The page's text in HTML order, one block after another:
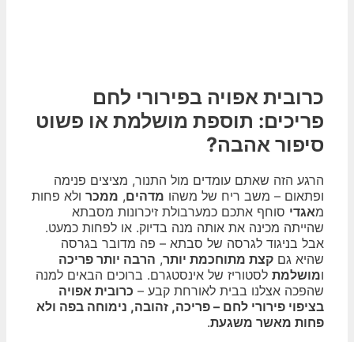
כרובית אפויה בפירורי לחם
פריכים: תוספת מושלמת או פשוט
סיפור אהבה?
הרגע הזה שאתם עומדים מול התנור, מציצים פנימה
ופתאום – משב ריח של משהומדהים,ממכרולא פחות
מאגדיסוחף אתכם כמערבולת זיכרונות מסבתא
שהייתה מכינה את אותה מנה בדיוק. או לפחות כמעט.
אבל בניגוד לגרסה של סבתא – פה מדובר בגרסה
שהיא גםקצת מתוחכמת יותר,הרבה יותר פריכה
מושלמתלסטוריז של אינסטגרם. ברוכים הבאים למנה
שהפכה אצלנו בבית לאורחת קבע –כרובית אפויה
בציפוי פירורי לחם – פריכה, זהובה, נימוחה בפה ולא
פחות מאשר משגעת.